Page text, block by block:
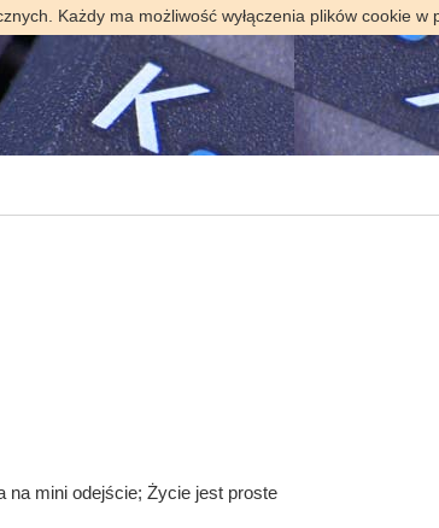
Każdy ma możliwość wyłączenia plików cookie
na mini odejście; Życie jest proste